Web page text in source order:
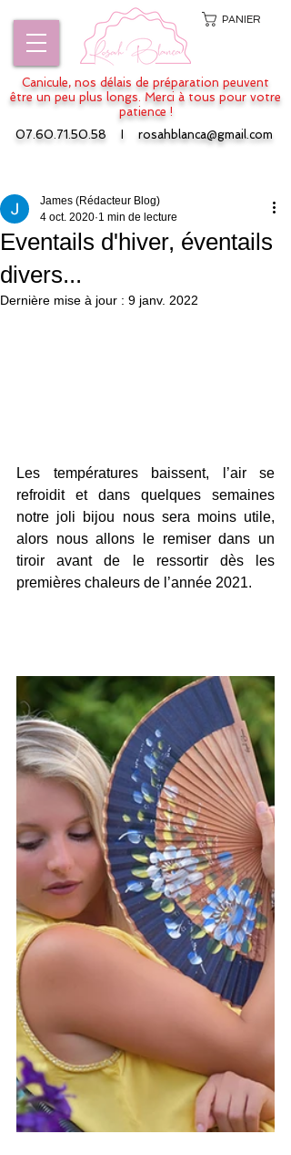
PANIER
Canicule, nos délais de préparation peuvent
être un peu plus longs. Merci à tous pour votre
patience !
07.60.71.50.58
rosahblanca@gmail.com
Eventails d'hiver, éventails
divers...
James (Rédacteur Blog)
4 oct. 2020 1 min de lecture
Dernière mise à jour : 9 janv. 2022
Les températures baissent, l’air se
refroidit et dans quelques semaines
notre joli bijou nous sera moins utile,
alors nous allons le remiser dans un
tiroir avant de le ressortir dès les
premières chaleurs de l’année 2021.